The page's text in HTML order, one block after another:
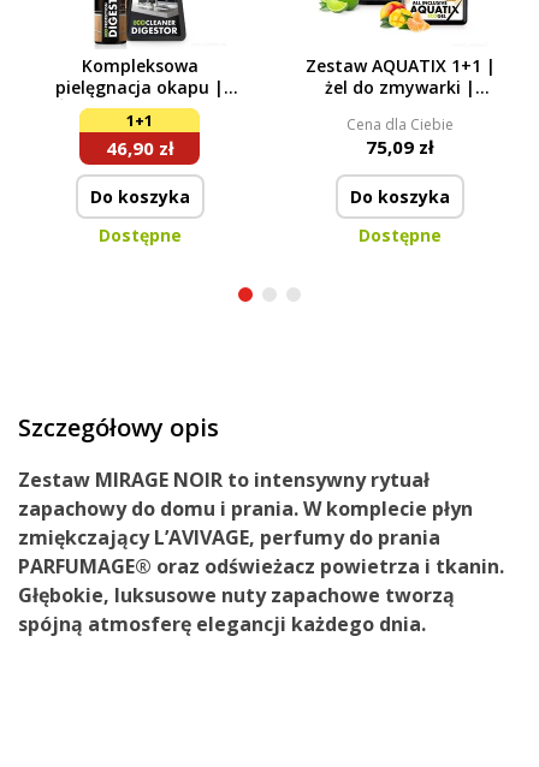
Kompleksowa
pielęgnacja okapu |
Środek czyszczący +
spray impregnujący |
500 ml + 200 ml
1+1
46,90 zł
Do koszyka
Dostępne
Zestaw AQUATIX 1+1 |
żel do zmywarki |
INCLUSIVE | 115 myć
Cena dla Ciebie
75,09 zł
Do koszyka
Dostępne
Szczegółowy opis
Zestaw MIRAGE NOIR to intensywny rytuał
zapachowy do domu i prania. W komplecie płyn
zmiękczający L’AVIVAGE, perfumy do prania
PARFUMAGE® oraz odświeżacz powietrza i tkanin.
Głębokie, luksusowe nuty zapachowe tworzą
spójną atmosferę elegancji każdego dnia.